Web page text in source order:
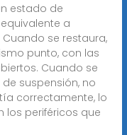
estado de
a
se restaura,
punto, con las
Cuando se
suspensión, no
correctamente, lo
periféricos que